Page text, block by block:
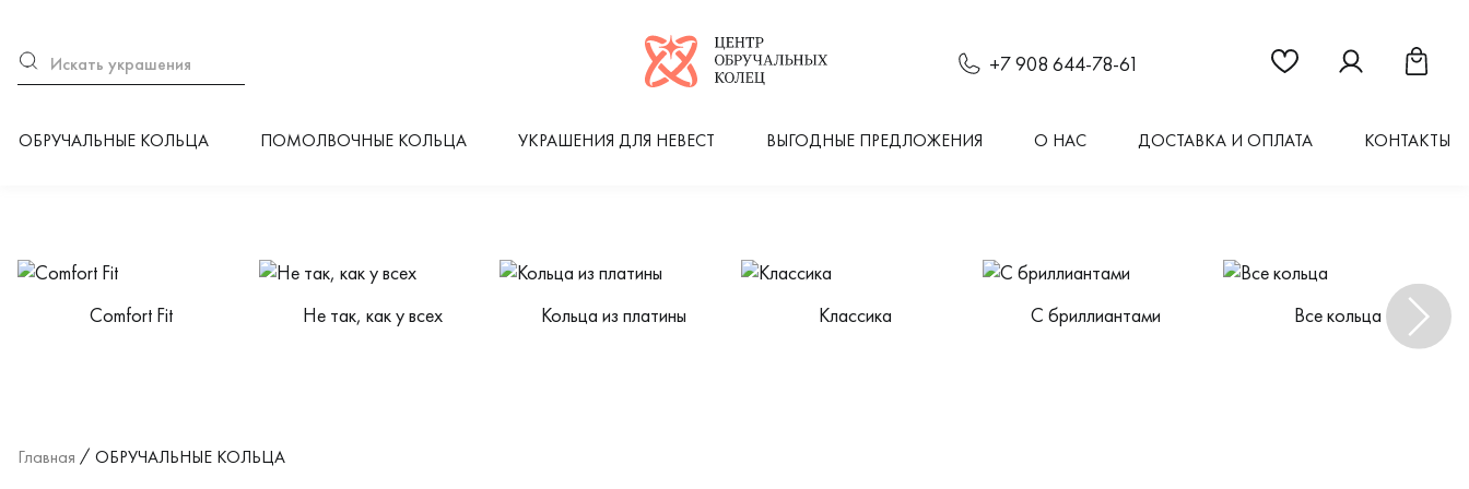
Логотип компании
+7 908 644-78-61 Ссылка на страницу
Ссылка наСсылка
ОБРУЧАЛЬНЫЕ КОЛЬЦА ПОМОЛВОЧНЫЕ КОЛЬЦА УКРАШЕНИЯ ДЛЯ НЕВЕСТ ВЫГОДНЫЕ ПРЕДЛОЖЕНИЯ О НАС ДОСТАВКА И ОПЛАТА КОНТАКТЫ
Категории каталога
Сomfort Fit Не так, как у всех Кольца из платины Классика С бриллиантами Все кольца
Главная ОБРУЧАЛЬНЫЕ КОЛЬЦА